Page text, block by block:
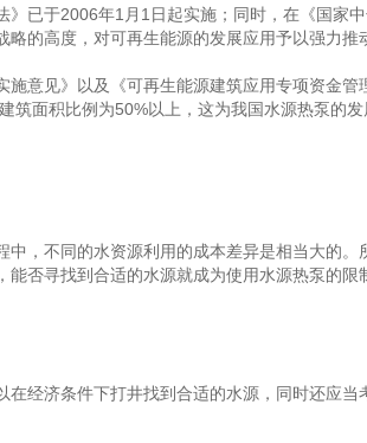
于2006年1月1日起实施；同时，在《国家
的高度，对可再生能源的发展应用予以强力推
见》以及《可再生能源建筑应用专项资金管
面积比例为50%以上，这为我国水源热泵的发
不同的水资源利用的成本差异是相当大的。
否寻找到合适的水源就成为使用水源热泵的
济条件下打井找到合适的水源，同时还应当